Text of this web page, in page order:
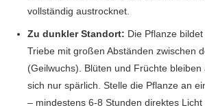
vollständig austrocknet.
Zu dunkler Standort: Die Pflanze
Triebe mit großen Abständen zwischen
(Geilwuchs). Blüten und Früchte bleiben
sich nur spärlich. Stelle die Pflanze an
– mindestens 6-8 Stunden direktes